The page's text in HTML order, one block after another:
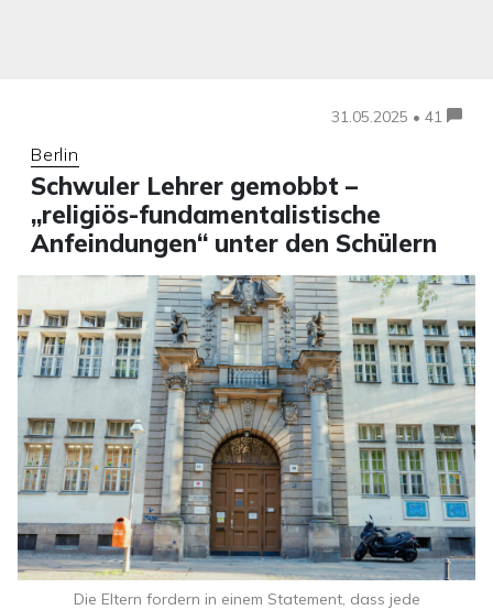
31.05.2025 • 41
Berlin
Schwuler Lehrer gemobbt –
„religiös-fundamentalistische
Anfeindungen“ unter den Schülern
Die Eltern fordern in einem Statement, dass jede